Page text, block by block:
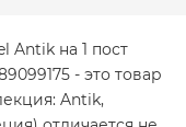
Antik на 1 пост
- это товар
Antik,